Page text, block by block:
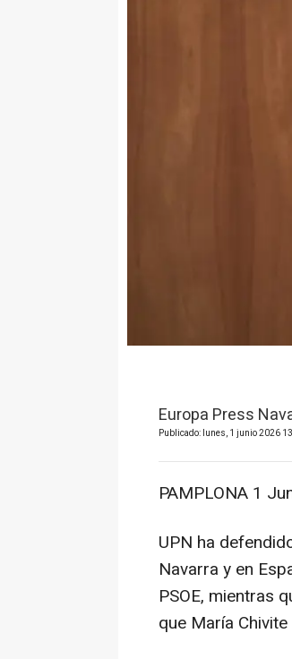
Europa Press
Publicado: lunes, 1 junio 2026
PAMPLONA 1
UPN ha
Navarra y en
PSOE, mientras
que María